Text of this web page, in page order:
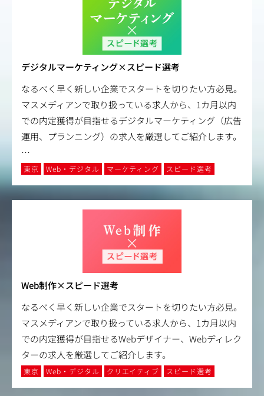
デジタルマーケティング×スピード選考
なるべく早く新しい企業でスタートを切りたい方必見。
マスメディアンで取り扱っている求人から、1カ月以内
での内定獲得が目指せるデジタルマーケティング（広告
運用、プランニング）の求人を厳選してご紹介します。
…
東京 Web・デジタル マーケティング スピード選考
Web制作×スピード選考
なるべく早く新しい企業でスタートを切りたい方必見。
マスメディアンで取り扱っている求人から、1カ月以内
での内定獲得が目指せるWebデザイナー、Webディレク
ターの求人を厳選してご紹介します。
東京 Web・デジタル クリエイティブ スピード選考